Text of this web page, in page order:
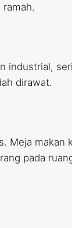
dirawat.
pada